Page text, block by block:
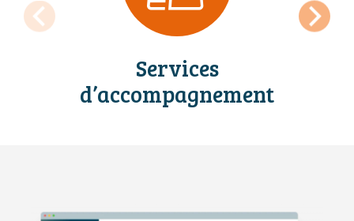
Services
d’accompagnement